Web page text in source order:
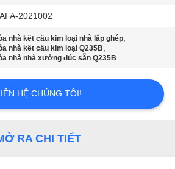
2021002
nhà kết cấu kim loại nhà lắp ghép,
nhà kết cấu kim loại Q235B,
nhà nhà xưởng đúc sẵn Q235B
HỆ CHÚNG TÔI!
RA CHI TIẾT